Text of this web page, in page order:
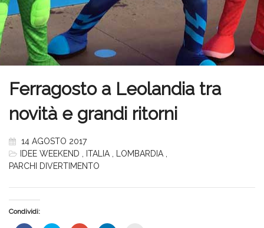
Ferragosto a Leolandia tra
novità e grandi ritorni
14 AGOSTO 2017
IDEE WEEKEND
ITALIA LOMBARDIA
PARCHI DIVERTIMENTO
Condividi: